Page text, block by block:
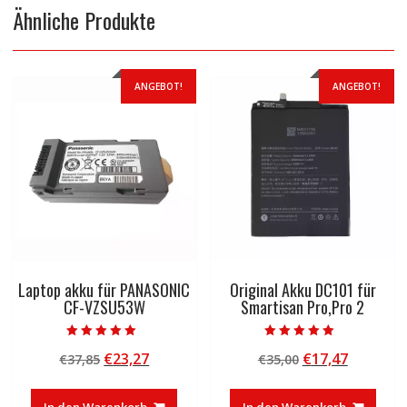
Ähnliche Produkte
ANGEBOT!
Laptop akku für PANASONIC
CF-VZSU53W
5.00
von 5
€37,85 Ursprünglicher
war:
€23,27Aktueller
ist:
ANGEBOT!
Original Akku DC101 für
Smartisan Pro,Pro 2
5.00
von 5
€35,00 Ursprünglicher
war:
€17,47
ist: